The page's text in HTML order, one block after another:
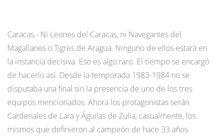
Caracas.- Ni Leones del Caracas, ni Navegantes del
Magallanes o Tigres de Aragua. Ninguno de ellos estará en
la instancia decisiva. Eso es algo raro. El tiempo se encargó
de hacerlo así. Desde la temporada 1983-1984 no se
disputaba una final sin la presencia de uno de los tres
equipos mencionados. Ahora los protagonistas serán
Cardenales de Lara y Águilas de Zulia, casualmente, los
mismos que definieron al campeón de hace 33 años.